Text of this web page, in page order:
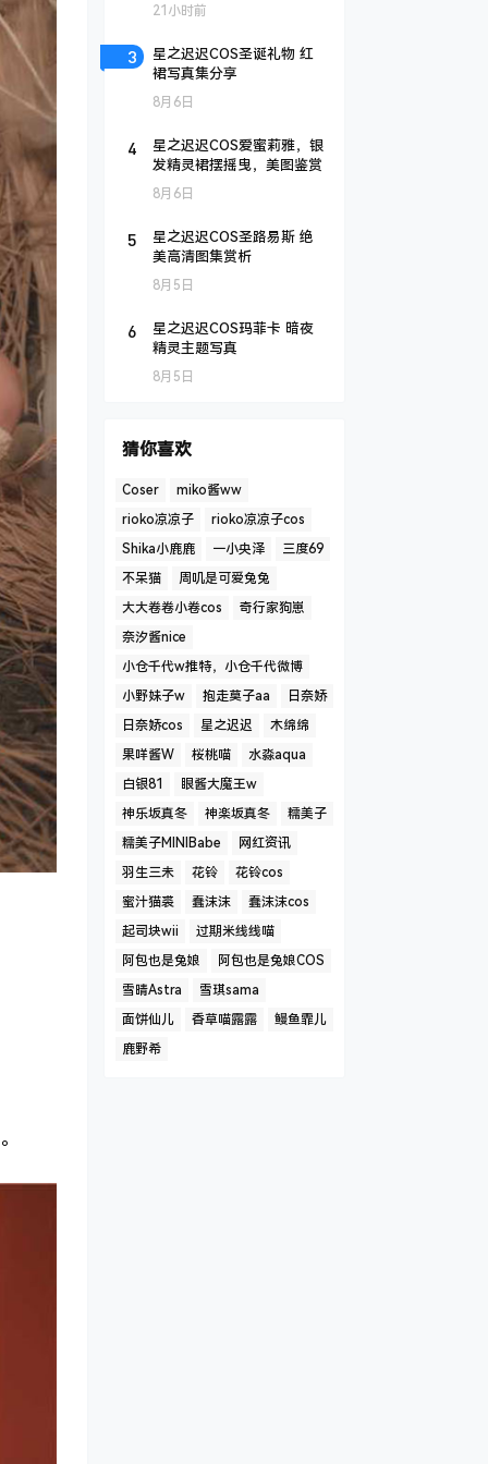
21小时前
3
星之迟迟COS圣诞礼物 红
裙写真集分享
8月6日
4
星之迟迟COS爱蜜莉雅，银
发精灵裙摆摇曳，美图鉴赏
8月6日
5
星之迟迟COS圣路易斯 绝
美高清图集赏析
8月5日
6
星之迟迟COS玛菲卡 暗夜
精灵主题写真
8月5日
猜你喜欢
Coser
miko酱ww
rioko凉凉子
rioko凉凉子cos
Shika小鹿鹿
一小央泽
三度69
不呆猫
周叽是可爱兔兔
大大卷卷小卷cos
奇行家狗崽
奈汐酱nice
小仓千代w推特，小仓千代微博
小野妹子w
抱走莫子aa
日奈娇
日奈娇cos
星之迟迟
木绵绵
果咩酱W
桜桃喵
水淼aqua
白银81
眼酱大魔王w
神乐坂真冬
神楽坂真冬
糯美子
糯美子MINIBabe
网红资讯
羽生三未
花铃
花铃cos
蜜汁猫裘
蠢沫沫
蠢沫沫cos
起司块wii
过期米线线喵
阿包也是兔娘
阿包也是兔娘COS
雪晴Astra
雪琪sama
面饼仙儿
香草喵露露
鳗鱼霏儿
鹿野希